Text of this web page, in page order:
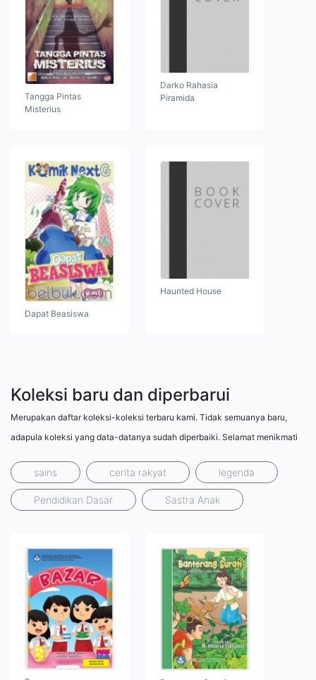
Tangga Pintas
Misterius
Darko Rahasia
Piramida
Dapat Beasiswa
Haunted House
Koleksi baru dan diperbarui
Merupakan daftar koleksi-koleksi terbaru kami. Tidak semuanya baru,
adapula koleksi yang data-datanya sudah diperbaiki. Selamat menikmati
sains cerita rakyat legenda
Pendidikan Dasar Sastra Anak